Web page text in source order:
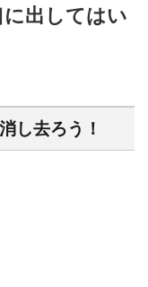
出してはい
し去ろう！